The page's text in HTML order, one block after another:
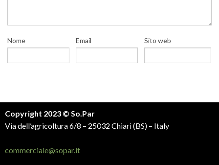
Nome Email Sito web
Copyright 2023 © So.Par
Via dell’agricoltura 6/8 – 25032 Chiari (BS) – Italy
commerciale@sopar.it